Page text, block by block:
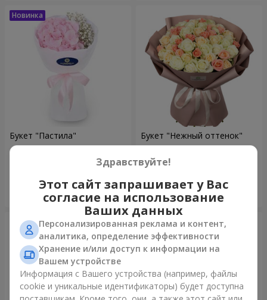
Букет "Пастила" Букет "Нежный оттенок"
4 427 грн
Заказать
Здравствуйте!
Этот сайт запрашивает у Вас
согласие на использование
Ваших данных
Персонализированная реклама и контент,
аналитика, определение эффективности
Хранение и/или доступ к информации на
Вашем устройстве
Информация с Вашего устройства (например, файлы
cookie и уникальные идентификаторы) будет доступна